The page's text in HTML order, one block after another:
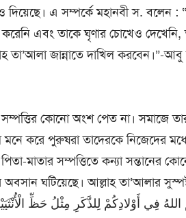
এ সম্পর্কে মহানবী স. বলেন :
এবং তাকে ঘৃণার চোখেও
তা’আলা জান্নাতে দাখিল করবেন।”-
কোনো অংশ পেত না। সমাজে
মনে করে পুরুষরা তাদেরকে নিজেদের
মাতার সম্পত্তিতে কন্যা সন্তানের
ঘটিয়েছে। আল্লাহ তা’আলার
فِي أَوْلادِكُمْ لِلذَّكَرِ مِثْلُ حَظِّ